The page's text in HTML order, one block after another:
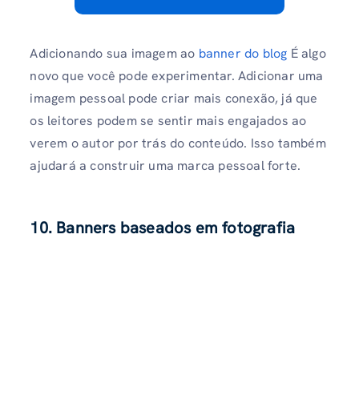
Adicionando sua imagem ao banner do blog É algo
novo que você pode experimentar. Adicionar uma
imagem pessoal pode criar mais conexão, já que
os leitores podem se sentir mais engajados ao
verem o autor por trás do conteúdo. Isso também
ajudará a construir uma marca pessoal forte.
10. Banners baseados em fotografia